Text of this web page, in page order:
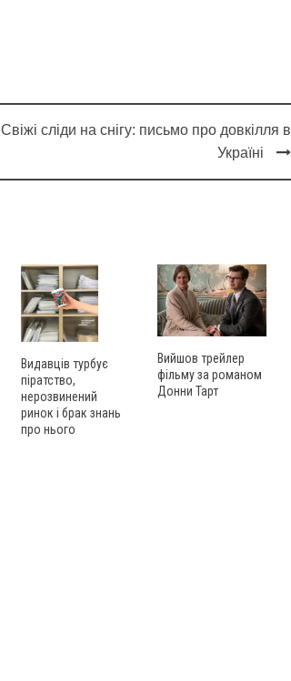
Свіжі сліди на снігу: письмо про довкілля в
Україні
Видавців турбує
піратство,
нерозвинений
ринок і брак знань
про нього
Вийшов трейлер
фільму за романом
Донни Тарт